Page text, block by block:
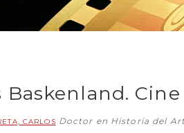
Baskenland.
CARLOS Doctor en Historia del